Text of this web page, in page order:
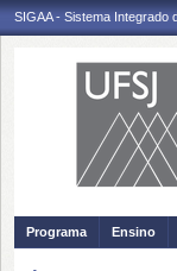
SIGAA - Sistema Integrado
Programa Ensino